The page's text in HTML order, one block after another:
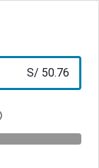
S/ 50.76
Abre el cuadro de